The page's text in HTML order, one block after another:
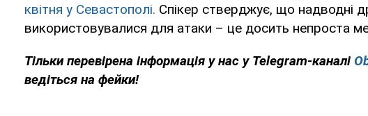
квітня у Севастополі. Спікер стверджує, що надводні
використовувалися для атаки – це досить непроста
Тільки перевірена інформація у нас у Telegram-каналі
ведіться на фейки!